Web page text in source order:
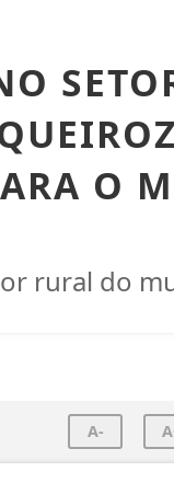
O
rural do
A-